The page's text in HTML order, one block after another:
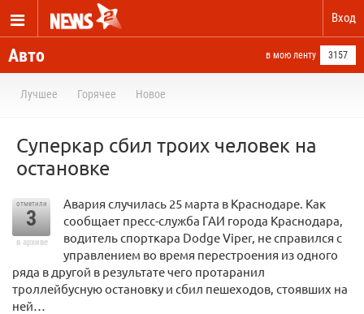
Вход
Авто в мою ленту 3157
Лучшее Горячее Новое
Суперкар сбил троих человек на
остановке
отметили
3
в архиве
Авария случилась 25 марта в Краснодаре. Как
сообщает пресс-служба ГАИ города Краснодара,
водитель спорткара Dodge Viper, не справился с
управлением во время перестроения из одного
ряда в другой в результате чего протаранил
троллейбусную остановку и сбил пешеходов, стоявших на
ней…